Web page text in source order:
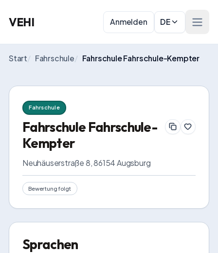
VEHI Anmelden DE
Start/ Fahrschule/ Fahrschule Fahrschule-Kempter
Fahrschule
Fahrschule Fahrschule-
Kempter
Neuhäuserstraße 8, 86154 Augsburg
Bewertung folgt
Sprachen